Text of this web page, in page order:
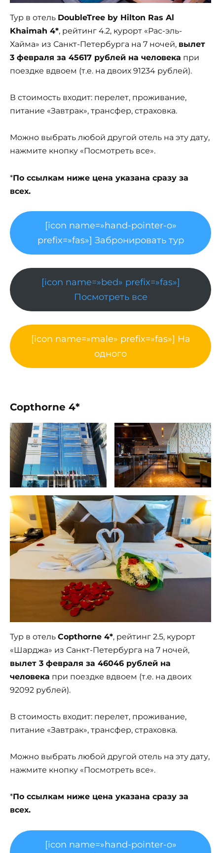
Тур в отель DoubleTree by Hilton Ras Al
Khaimah 4*, рейтинг 4.2, курорт «Рас-эль-
Хайма» из Санкт-Петербурга на 7 ночей, вылет
3 февраля за 45617 рублей на человека при
поездке вдвоем (т.е. на двоих 91234 рублей).
В стоимость входит: перелет, проживание,
питание «Завтрак», трансфер, страховка.
Можно выбрать любой другой отель на эту дату,
нажмите кнопку «Посмотреть все».
*По ссылкам ниже цена указана сразу за
всех.
[icon name=»hand-pointer-o»
prefix=»fas»] Забронировать тур
[icon name=»bed» prefix=»fas»]
Посмотреть все
[icon name=»male» prefix=»fas»] На
одного
Copthorne 4*
Тур в отель Copthorne 4*, рейтинг 2.5, курорт
«Шарджа» из Санкт-Петербурга на 7 ночей,
вылет 3 февраля за 46046 рублей на
человека при поездке вдвоем (т.е. на двоих
92092 рублей).
В стоимость входит: перелет, проживание,
питание «Завтрак», трансфер, страховка.
Можно выбрать любой другой отель на эту дату,
нажмите кнопку «Посмотреть все».
*По ссылкам ниже цена указана сразу за
всех.
[icon name=»hand-pointer-o»